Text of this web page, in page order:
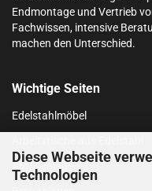
Diese Webseite
Technologien
Endmontage und Vertrieb
Fachwissen, intensive
machen den Unterschied.
Wichtige Seiten
Edelstahlmöbel
Abfüllanlagen